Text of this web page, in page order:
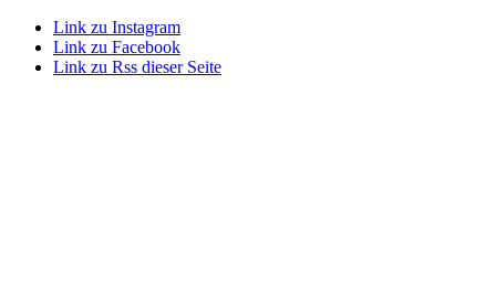
Link zu Instagram
Link zu Facebook
Link zu Rss dieser Seite